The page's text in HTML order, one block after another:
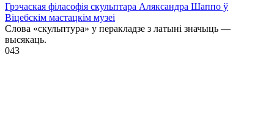
Грэчаская філасофія скульптара Аляксандра Шаппо ў
Віцебскім мастацкім музеі
Слова «скульптура» у перакладзе з латыні значыць —
высякаць.
043